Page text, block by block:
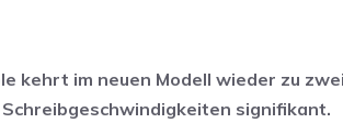
kehrt im neuen Modell wieder zu
signifikant.